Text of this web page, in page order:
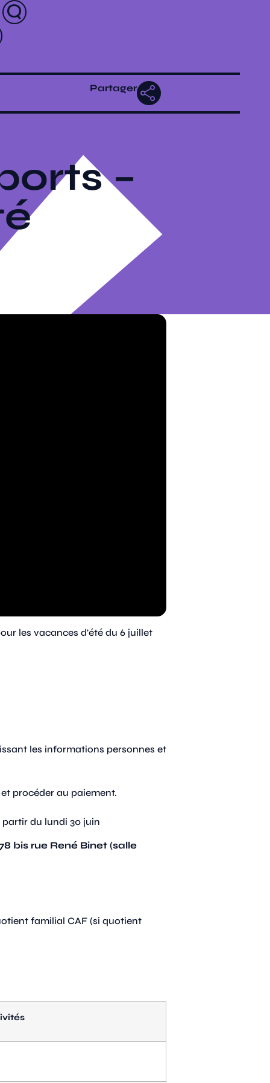
Partager
–
les vacances d'été du 6 juillet
les informations personnes et
procéder au paiement.
partir du lundi 30 juin
bis rue René Binet (salle
familial CAF (si quotient